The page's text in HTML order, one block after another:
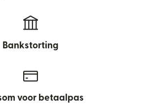
Bankstorting
voor betaalpas